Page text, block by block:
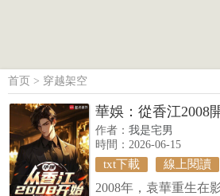
首页 > 穿越架空
華娛：從香江2008
作者： 我是宅男
時間：2026-06-15
txt下載 線上閱讀
2008年，袁華重生在